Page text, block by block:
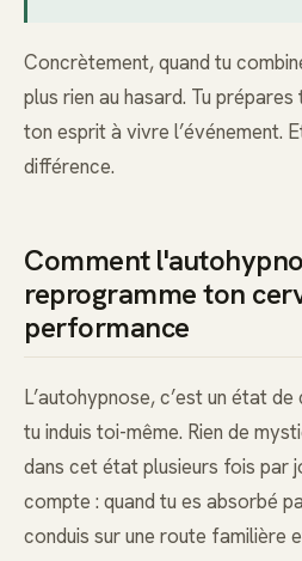
Concrètement, quand tu
plus rien au hasard. Tu
ton esprit à vivre l’événement.
différence.
Comment
reprogramme ton
performance
L’autohypnose, c’est un état
tu induis toi-même. Rien de
dans cet état plusieurs fois par
compte : quand tu es absorbé
conduis sur une route familière